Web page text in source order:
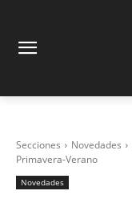
Secciones Novedades
Primavera-Verano
Novedades